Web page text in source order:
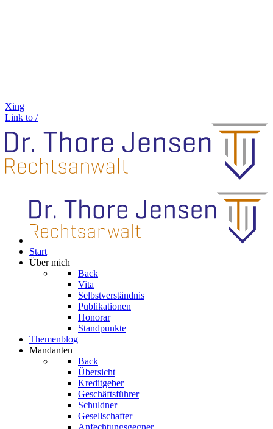
Xing
Link to /
Start
Über mich
Back
Vita
Selbstverständnis
Publikationen
Honorar
Standpunkte
Themenblog
Mandanten
Back
Übersicht
Kreditgeber
Geschäftsführer
Schuldner
Gesellschafter